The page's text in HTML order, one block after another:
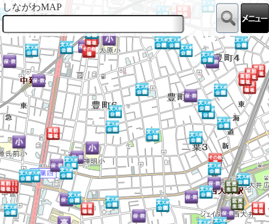
しながわMAP